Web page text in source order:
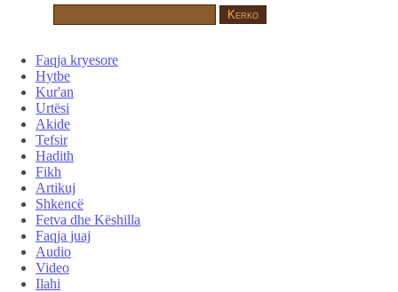
Faqja kryesore
Hytbe
Kur'an
Urtësi
Akide
Tefsir
Hadith
Fikh
Artikuj
Shkencë
Fetva dhe Këshilla
Faqja juaj
Audio
Video
Ilahi